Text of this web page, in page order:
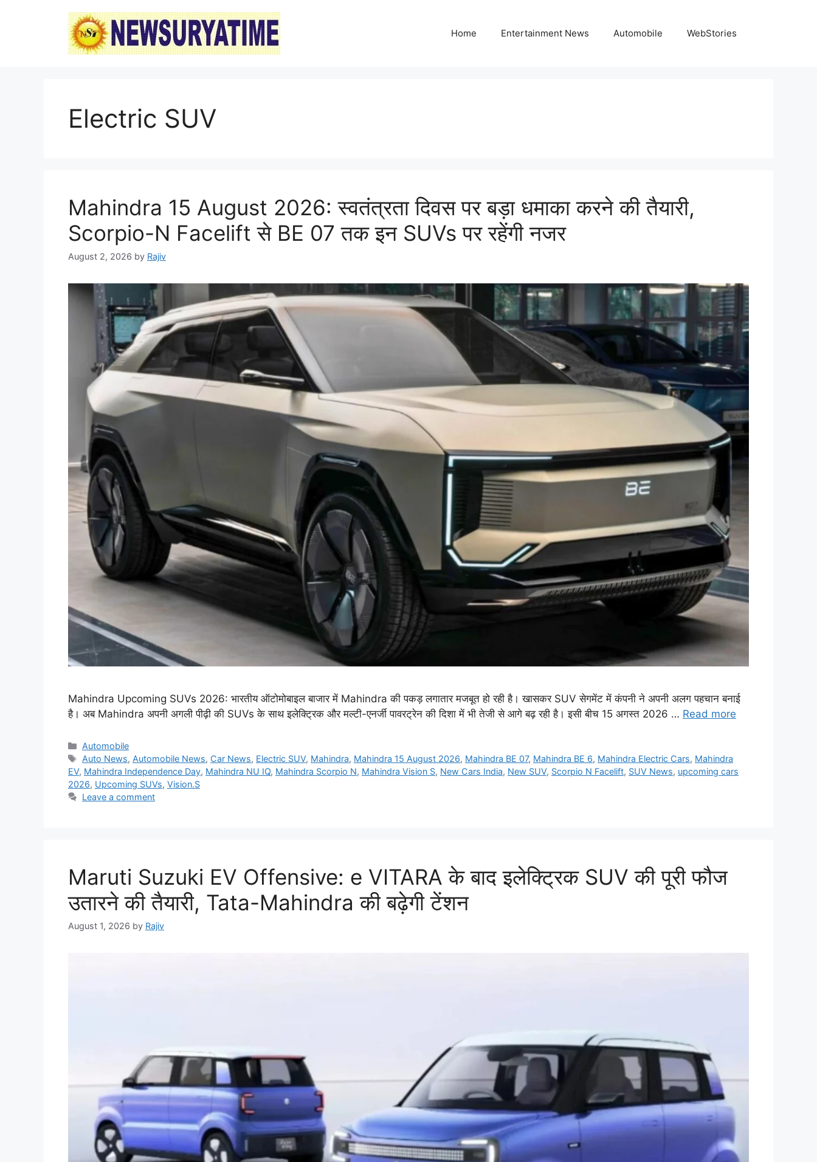
Home Entertainment News Automobile WebStories
Electric SUV
Mahindra 15 August 2026: स्वतंत्रता दिवस पर बड़ा धमाका करने की तैयारी,
Scorpio-N Facelift से BE 07 तक इन SUVs पर रहेंगी नजर
August 2, 2026 by Rajiv
Mahindra Upcoming SUVs 2026: भारतीय ऑटोमोबाइल बाजार में Mahindra की पकड़ लगातार मजबूत हो रही है। खासकर SUV सेगमेंट में कंपनी ने अपनी अलग पहचान बनाई
है। अब Mahindra अपनी अगली पीढ़ी की SUVs के साथ इलेक्ट्रिक और मल्टी-एनर्जी पावरट्रेन की दिशा में भी तेजी से आगे बढ़ रही है। इसी बीच 15 अगस्त 2026 … Read more
Categories
Automobile
Tags
Auto News, Automobile News, Car News, Electric SUV, Mahindra, Mahindra 15 August 2026, Mahindra BE 07, Mahindra BE 6, Mahindra Electric Cars, Mahindra
EV, Mahindra Independence Day, Mahindra NU IQ, Mahindra Scorpio N, Mahindra Vision S, New Cars India, New SUV, Scorpio N Facelift, SUV News, upcoming cars
2026, Upcoming SUVs, Vision.S
Leave a comment
Maruti Suzuki EV Offensive: e VITARA के बाद इलेक्ट्रिक SUV की पूरी फौज
उतारने की तैयारी, Tata-Mahindra की बढ़ेगी टेंशन
August 1, 2026 by Rajiv